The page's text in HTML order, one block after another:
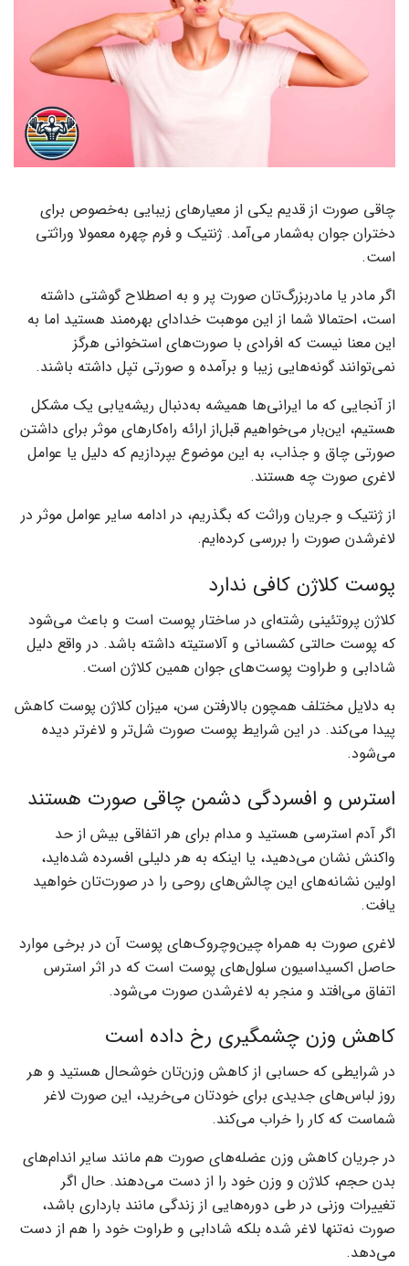
چاقی صورت از قدیم یکی از معیارهای زیبایی به‌خصوص برای
دختران جوان به‌شمار می‌آمد. ژنتیک و فرم چهره معمولا وراثتی
است.
اگر مادر یا مادربزرگ‌تان صورت پر و به‌ اصطلاح گوشتی داشته
است، احتمالا شما از این موهبت خدادای بهره‌مند هستید‌ اما به
این معنا نیست که افرادی با صورت‌های استخوانی هرگز
نمی‌توانند گونه‌هایی زیبا و برآمده و صورتی تپل داشته باشند.
از آنجایی که ما ایرانی‌ها همیشه به‌دنبال ریشه‌یابی یک مشکل
هستیم، این‌بار می‌خواهیم قبل‌از ارائه راه‌کارهای موثر برای داشتن
صورتی چاق و جذاب، به این موضوع بپردازیم که دلیل یا عوامل
لاغری صورت چه هستند.
از ژنتیک و جریان وراثت که بگذریم، در ادامه سایر عوامل موثر در
لاغرشدن صورت را بررسی کرده‌ایم.
پوست کلاژن کافی ندارد
کلاژن پروتئینی رشته‌ای در ساختار پوست است و باعث می‌شود
که پوست حالتی کشسانی و آلاستیته داشته باشد. در واقع دلیل
شادابی و طراوت پوست‌های جوان همین کلاژن است.
به دلایل مختلف همچون بالارفتن سن، میزان کلاژن پوست کاهش
پیدا می‌کند‌. در این شرایط پوست صورت شل‌تر و لاغرتر دیده
می‌شود.
استرس و افسردگی دشمن چاقی صورت هستند
اگر آدم استرسی هستید و مدام برای هر اتفاقی بیش از حد
واکنش نشان می‌دهید، یا اینکه به هر دلیلی افسرده شده‌اید،
اولین نشانه‌های این چالش‌های روحی را در صورت‌تان خواهید
یافت‌.
لاغری صورت به همراه چین‌وچروک‌های پوست آن در برخی موارد
حاصل اکسیداسیون سلول‌های پوست است که در اثر استرس
اتفاق می‌افتد و منجر به لاغرشدن صورت می‌شود.
کاهش وزن چشمگیری رخ داده است
در شرایطی که حسابی از کاهش وزن‌تان خوشحال هستید و هر
روز لباس‌های جدیدی برای خودتان می‌خرید، این صورت لاغر
شماست که کار را خراب می‌کند.
در جریان کاهش وزن عضله‌های صورت هم مانند سایر اندام‌های
بدن حجم، کلاژن و وزن خود را از دست می‌دهند. حال اگر
تغییرات وزنی در طی دوره‌هایی از زندگی مانند بارداری باشد،
صورت نه‌تنها لاغر شده بلکه شادابی و طراوت خود را هم از دست
می‌دهد.